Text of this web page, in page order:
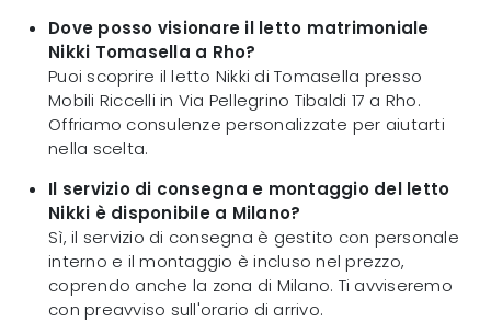
Dove posso visionare il letto matrimoniale
Nikki Tomasella a Rho?
Puoi scoprire il letto Nikki di Tomasella presso
Mobili Riccelli in Via Pellegrino Tibaldi 17 a Rho.
Offriamo consulenze personalizzate per aiutarti
nella scelta.
Il servizio di consegna e montaggio del letto
Nikki è disponibile a Milano?
Sì, il servizio di consegna è gestito con personale
interno e il montaggio è incluso nel prezzo,
coprendo anche la zona di Milano. Ti avviseremo
con preavviso sull'orario di arrivo.